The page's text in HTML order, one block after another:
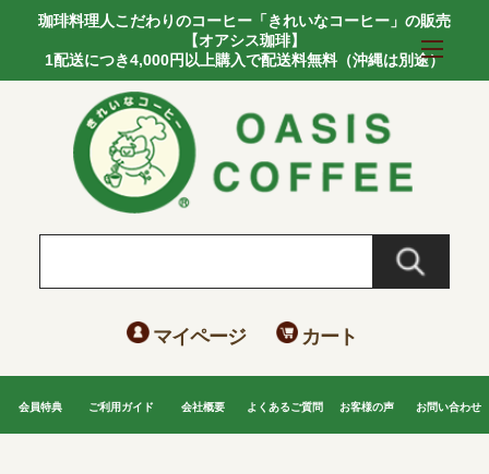
珈琲料理人こだわりのコーヒー「きれいなコーヒー」の販売
【オアシス珈琲】
1配送につき4,000円以上購入で配送料無料（沖縄は別途）
マイページ カート
会員特典 ご利用ガイド 会社概要 よくあるご質問 お客様の声 お問い合わせ